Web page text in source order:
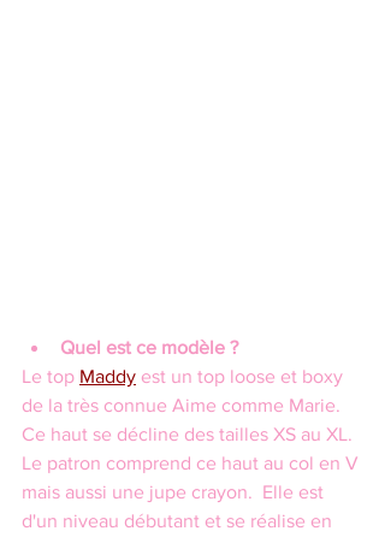
Quel est ce modèle ?
Le top Maddy est un top loose et boxy
de la très connue Aime comme Marie.
Ce haut se décline des tailles XS au XL.
Le patron comprend ce haut au col en V
mais aussi une jupe crayon.  Elle est
d'un niveau débutant et se réalise en